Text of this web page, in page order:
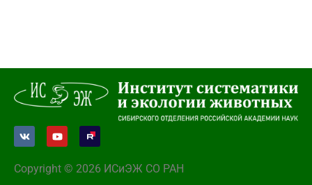
Copyright © 2026 ИСиЭЖ СО РАН